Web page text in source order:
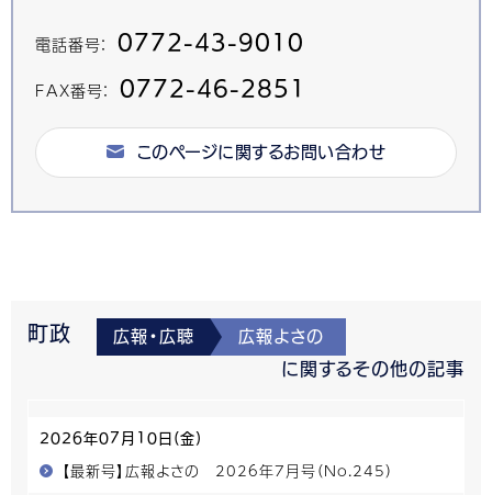
電話番号： 0772-43-9010
FAX番号： 0772-46-2851
このページに関するお問い合わせ
町政 広報・広聴 広報よさの
に関するその他の記事
2026年07月10日(金)
【最新号】広報よさの 2026年7月号（No.245）